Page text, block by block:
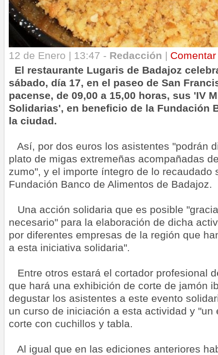
12 de Enero | 13:47 - Redacción | Comentar
El restaurante Lugaris de Badajoz
sábado, día 17, en el paseo de San
pacense, de 09,00 a 15,00 horas, sus 'IV
Solidarias', en beneficio de la Fundación
la ciudad.
Así, por dos euros los asistentes "podrán
plato de migas extremeñas acompañadas
zumo", y el importe íntegro de lo recaudado
Fundación Banco de Alimentos de Badajoz.
Una acción solidaria que es posible
necesario" para la elaboración de dicha
por diferentes empresas de la región que
a esta iniciativa solidaria".
Entre otros estará el cortador profesional
que hará una exhibición de corte de jamón
degustar los asistentes a este evento
un curso de iniciación a esta actividad y "un
corte con cuchillos y tabla.
Al igual que en las ediciones anteriores